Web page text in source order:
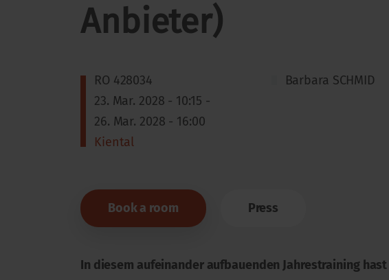
Anbieter)
RO 428034
23. Mar. 2028 - 10:15 -
26. Mar. 2028 - 16:00
Kiental
Barbara SCHMID
Book a room Press
In diesem aufeinander aufbauenden Jahrestraining